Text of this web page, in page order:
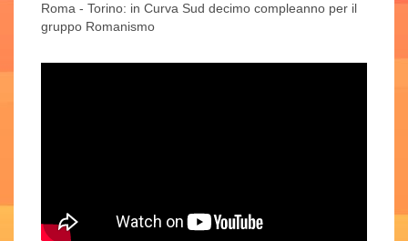
Roma - Torino: in Curva Sud decimo compleanno per il
gruppo Romanismo